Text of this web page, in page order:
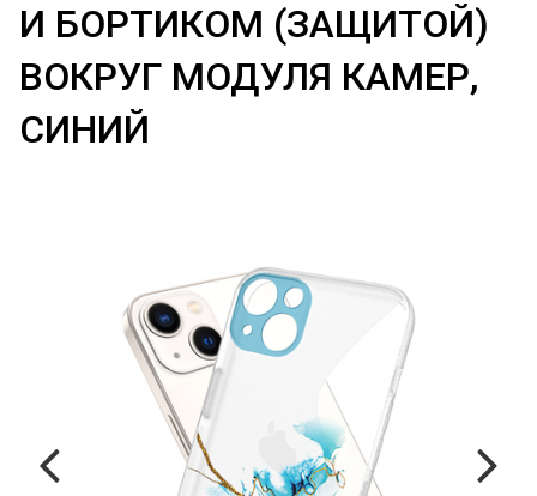
И БОРТИКОМ (ЗАЩИТОЙ)
ВОКРУГ МОДУЛЯ КАМЕР,
СИНИЙ